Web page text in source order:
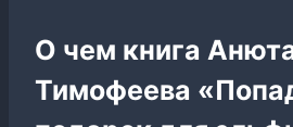
О чем книга
Тимофеева